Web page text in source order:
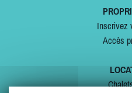
Inscrivez
Accès